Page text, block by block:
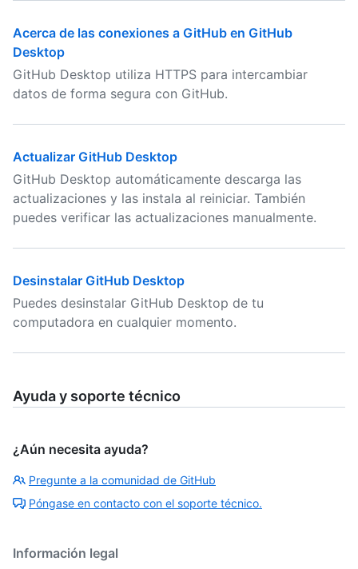
Acerca de las conexiones a GitHub en GitHub
Desktop
GitHub Desktop utiliza HTTPS para intercambiar
datos de forma segura con GitHub.
Actualizar GitHub Desktop
GitHub Desktop automáticamente descarga las
actualizaciones y las instala al reiniciar. También
puedes verificar las actualizaciones manualmente.
Desinstalar GitHub Desktop
Puedes desinstalar GitHub Desktop de tu
computadora en cualquier momento.
Ayuda y soporte técnico
¿Aún necesita ayuda?
Pregunte a la comunidad de GitHub
Póngase en contacto con el soporte técnico.
Información legal